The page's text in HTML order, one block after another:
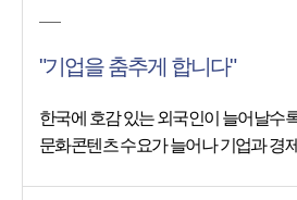
"기업을 춤추게 합니다"
한국에 호감 있는 외국인이 늘어날수
문화콘텐츠 수요가 늘어나 기업과 경